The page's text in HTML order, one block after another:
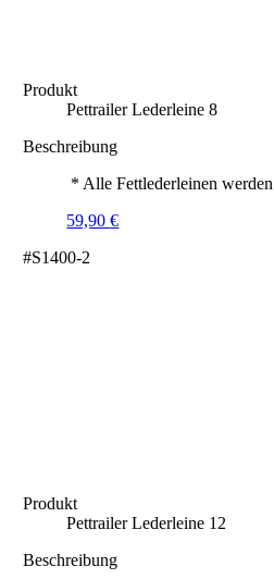
Produkt
Pettrailer Lederleine 8
Beschreibung
* Alle Fettlederleinen
59,90€
#S1400-2
Produkt
Pettrailer Lederleine 12
Beschreibung